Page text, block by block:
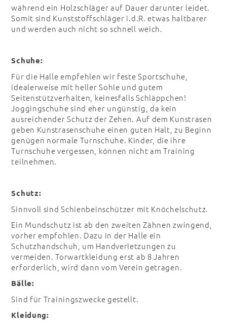
während ein Holzschläger auf Dauer darunter leidet.
Somit sind Kunststoffschläger i.d.R. etwas haltbarer
und werden auch nicht so schnell weich.
Schuhe:
Für die Halle empfehlen wir feste Sportschuhe,
idealerweise mit heller Sohle und gutem
Seitenstützverhalten, keinesfalls Schläppchen!
Joggingschuhe sind eher ungünstig, da kein
ausreichender Schutz der Zehen. Auf dem Kunstrasen
geben Kunstrasenschuhe einen guten Halt, zu Beginn
genügen normale Turnschuhe. Kinder, die ihre
Turnschuhe vergessen, können nicht am Training
teilnehmen.
Schutz:
Sinnvoll sind Schienbeinschützer mit Knöchelschutz.
Ein Mundschutz ist ab den zweiten Zähnen zwingend,
vorher empfohlen. Dazu in der Halle ein
Schutzhandschuh, um Handverletzungen zu
vermeiden. Torwartkleidung erst ab 8 Jahren
erforderlich, wird dann vom Verein getragen.
Bälle:
Sind für Trainingszwecke gestellt.
Kleidung: